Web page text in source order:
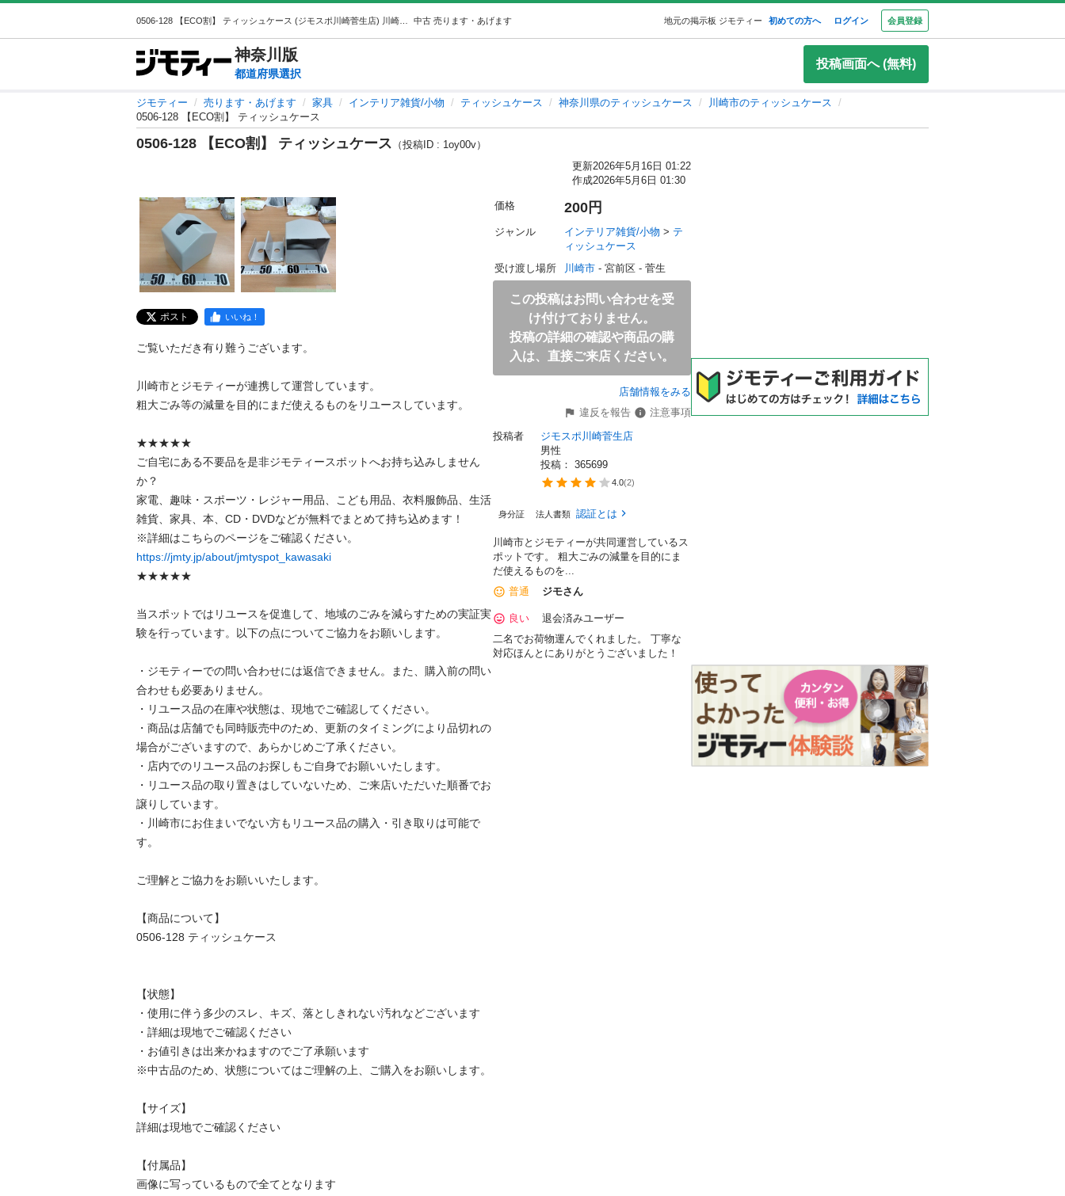
中古 売ります・あげます 地元の掲示板 ジモティー 初めての方へ ログイン 会員登録
神奈川 版
都道府県選択
投稿画面へ (無料)
ジモティー 売ります・あげます 家具 インテリア雑貨/小物 ティッシュケース 神奈川県のティッシュケース
川崎市のティッシュケース
0506-128 【ECO割】 ティッシュケース
0506-128 【ECO割】 ティッシュケース （投稿ID : 1oy00v）
更新2026年5月16日 01:22
作成2026年5月6日 01:30
ポスト いいね！
ご覧いただき有り難うございます。
川崎市とジモティーが連携して運営しています。
粗⼤ごみ等の減量を⽬的にまだ使えるものをリユースしています。
★★★★★
ご自宅にある不要品を是非ジモティースポットへお持ち込みしません
か？
家電、趣味・スポーツ・レジャー用品、こども用品、衣料服飾品、生活
雑貨、家具、本、CD・DVDなどが無料でまとめて持ち込めます！
https://jmty.jp/about/jmtyspot_kawasaki
★★★★★
当スポットではリユースを促進して、地域のごみを減らすための実証実
験を行っています。以下の点についてご協力をお願いします。
・ジモティーでの問い合わせには返信できません。また、購入前の問い
合わせも必要ありません。
・リユース品の在庫や状態は、現地でご確認してください。
・商品は店舗でも同時販売中のため、更新のタイミングにより品切れの
場合がございますので、あらかじめご了承ください。
・店内でのリユース品のお探しもご自身でお願いいたします。
・リユース品の取り置きはしていないため、ご来店いただいた順番でお
譲りしています。
・川崎市にお住まいでない方もリユース品の購入・引き取りは可能で
す。
ご理解とご協力をお願いいたします。
【商品について】
0506-128 ティッシュケース
【状態】
・使用に伴う多少のスレ、キズ、落としきれない汚れなどございます
・詳細は現地でご確認ください
・お値引きは出来かねますのでご了承願います
※中古品のため、状態についてはご理解の上、ご購入をお願いします。
【サイズ】
詳細は現地でご確認ください
【付属品】
画像に写っているもので全てとなります
価格 200円
ジャンル インテリア雑貨/小物 > テ
ィッシュケース
受け渡し場所
川崎市 - 宮前区 - 菅生
この投稿はお問い合わせを受
け付けておりません。
投稿の詳細の確認や商品の購
入は、直接ご来店ください。
店舗情報をみる
違反を報告
注意事項
投稿者
ジモスポ川崎菅生店
男性
投稿： 365699
4.0(2)
身分証 法人書類 認証とは
川崎市とジモティーが共同運営しているス
ポットです。 粗⼤ごみの減量を⽬的にま
だ使えるものを...
普通
ジモさん
良い
退会済みユーザー
二名でお荷物運んでくれました。 丁寧な
対応ほんとにありがとうございました！